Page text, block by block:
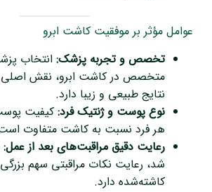
عوامل مؤثر بر موفقیت کاشت ابرو
تخصص و تجربه پزشک:انتخاب
متخصص در کاشت ابرو، نقش اصلی
نتایج طبیعی و زیبا دارد.
نوع پوست و ژنتیک فرد:کیفیت
هر فرد نسبت به کاشت متفاوت
رعایت دقیق مراقبت‌های بعد از عمل:
شد، رعایت نکات مراقبتی سهم
کاشته‌شده دارد.